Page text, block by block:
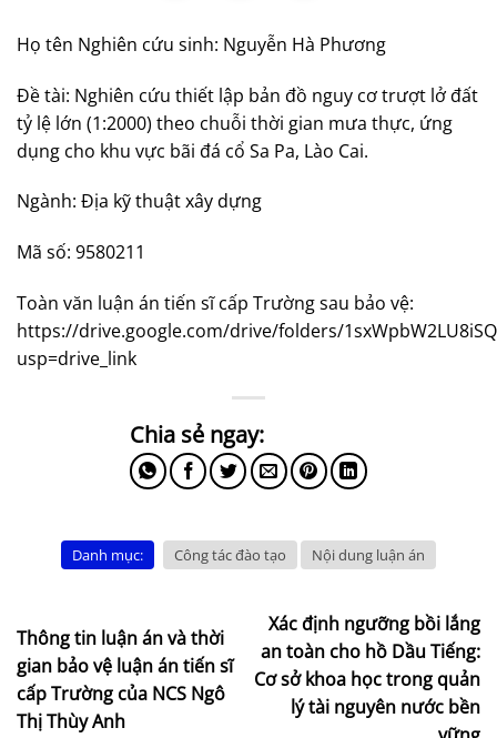
Họ tên Nghiên cứu sinh: Nguyễn Hà Phương
Đề tài: Nghiên cứu thiết lập bản đồ nguy cơ trượt lở đất
tỷ lệ lớn (1:2000) theo chuỗi thời gian mưa thực, ứng
dụng cho khu vực bãi đá cổ Sa Pa, Lào Cai.
Ngành: Địa kỹ thuật xây dựng
Mã số: 9580211
Toàn văn luận án tiến sĩ cấp Trường sau bảo vệ:
https://drive.google.com/drive/folders/
usp=drive_link
Danh mục: Công tác đào tạo Nội dung luận án
Thông tin luận án và thời
gian bảo vệ luận án tiến sĩ
cấp Trường của NCS Ngô
Thị Thùy Anh
Xác định ngưỡng bồi lắng
an toàn cho hồ Dầu Tiếng:
Cơ sở khoa học trong quản
lý tài nguyên nước bền